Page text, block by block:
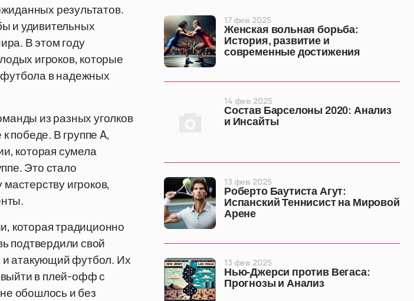
результатов.
и удивительных
В этом году
игроков, которые
футбола в надежных
из разных уголков
победе. В группе A,
которая сумела
Это стало
игроков,
которая традиционно
подтвердили свой
и атакующий футбол. Их
выйти в плей-офф с
обошлось и без
Женская вольная борьба:
История, развитие и
современные достижения
17 фев 2025
Состав Барселоны 2020: Анализ
и Инсайты
14 фев 2025
Роберто Баутиста Агут:
Испанский Теннисист на Мировой
Арене
13 фев 2025
Нью-Джерси против Вегаса:
Прогнозы и Анализ
13 фев 2025